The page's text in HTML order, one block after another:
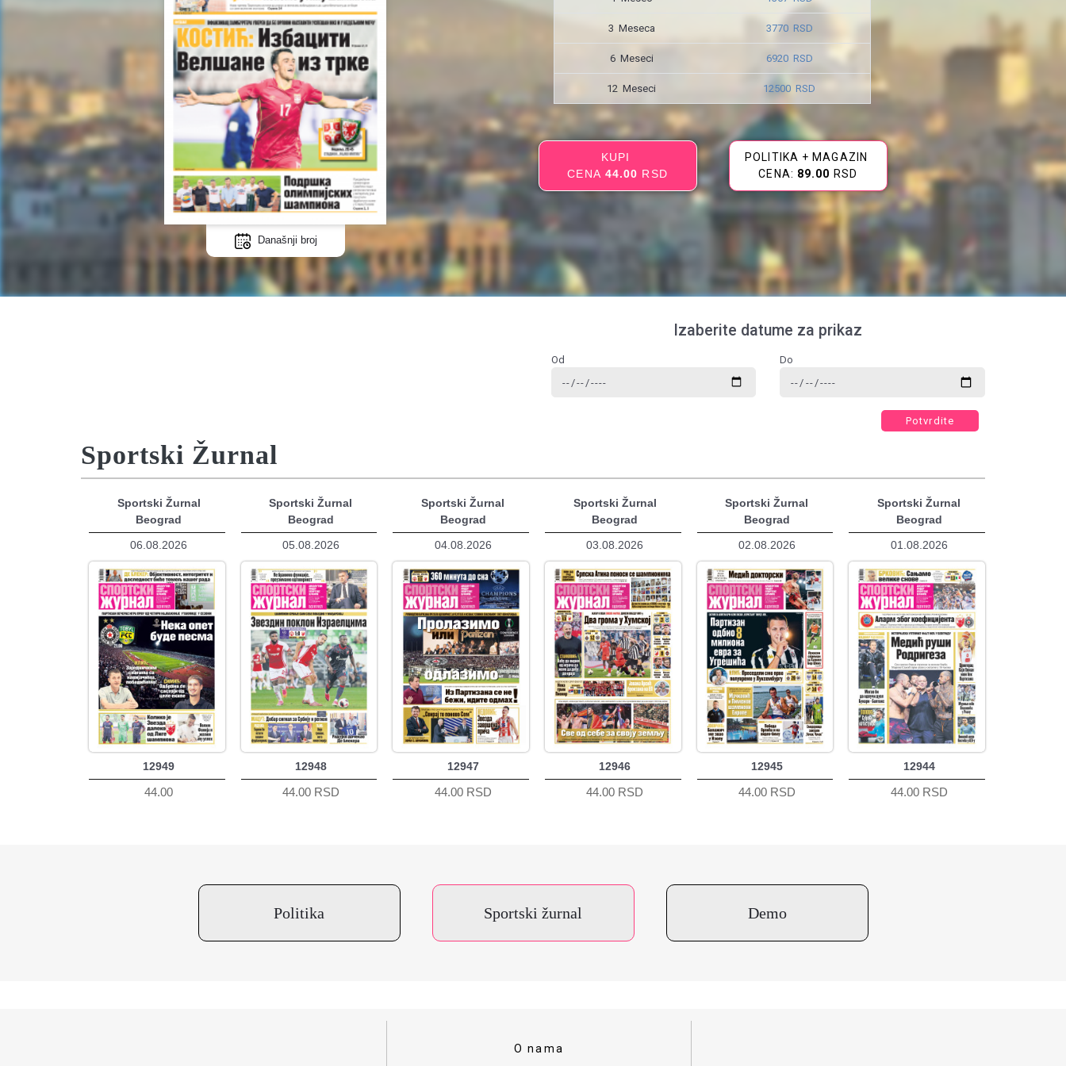
Današnji broj
3 Meseca 3770 RSD
6 Meseci 6920 RSD
12 Meseci 12500 RSD
KUPI
CENA 44.00 RSD
POLITIKA + MAGAZIN
CENA: 89.00 RSD
Izaberite datume za prikaz
Od Do
Potvrdite
Sportski Žurnal
Sportski Žurnal
Beograd
06.08.2026
12949
44.00
Sportski Žurnal
Beograd
05.08.2026
12948
44.00 RSD
Sportski Žurnal
Beograd
04.08.2026
12947
44.00 RSD
Sportski Žurnal
Beograd
03.08.2026
12946
44.00 RSD
Sportski Žurnal
Beograd
02.08.2026
12945
44.00 RSD
Sportski Žurnal
Beograd
01.08.2026
12944
44.00 RSD
Politika Sportski žurnal Demo
O nama